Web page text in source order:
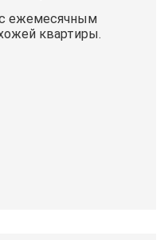
с ежемесячным
квартиры.